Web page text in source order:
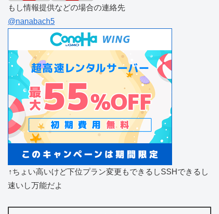
もし情報提供などの場合の連絡先
@nanabach5
↑ちょい高いけど下位プラン変更もできるしSSHできるし
速いし万能だよ